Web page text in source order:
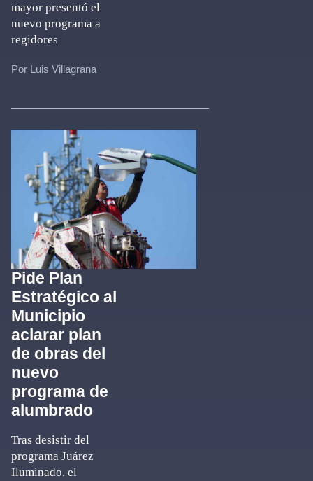
mayor presentó el
nuevo programa a
regidores
Por Luis Villagrana
Pide Plan
Estratégico al
Municipio
aclarar plan
de obras del
nuevo
programa de
alumbrado
Tras desistir del
programa Juárez
Iluminado, el